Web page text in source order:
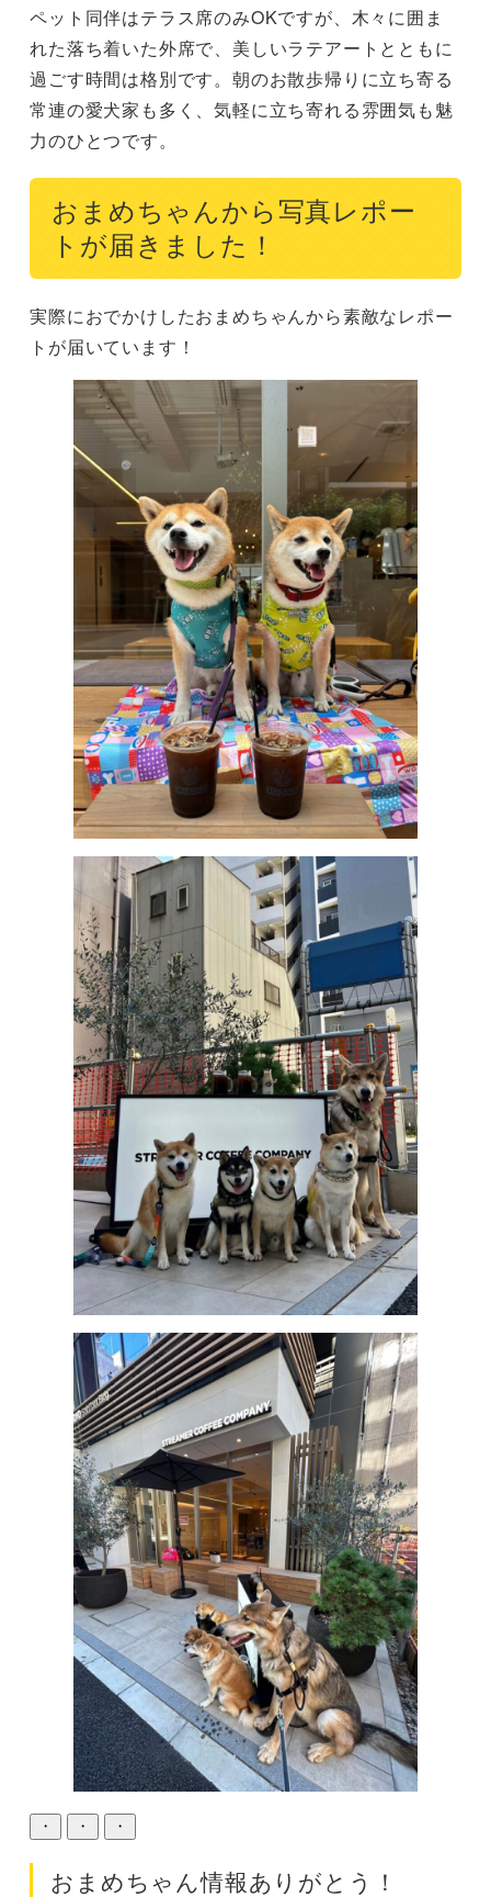
ペット同伴はテラス席のみOKですが、木々に囲ま
れた落ち着いた外席で、美しいラテアートとともに
過ごす時間は格別です。朝のお散歩帰りに立ち寄る
常連の愛犬家も多く、気軽に立ち寄れる雰囲気も魅
力のひとつです。
おまめちゃんから写真レポー
トが届きました！
実際におでかけしたおまめちゃんから素敵なレポー
トが届いています！
・ ・ ・
おまめちゃん情報ありがとう！